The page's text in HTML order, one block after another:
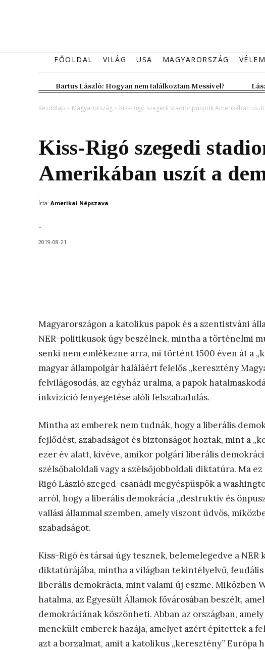
FŐOLDAL VILÁG USA MAGYARORSZÁG
Bartus László: Hogyan nem találkoztam Messivel?
Kezdőlap Magyarország Kiss-Rigó szegedi stadionpüspök Amerikában
Kiss-Rigó szegedi
Amerikában uszít a
Írta: Amerikai Népszava
-
2019-08-21
Magyarországon a katolikus papok és a szentistváni
NER-politikusok úgy beszélnek, mintha a történelmi
senki nem emlékezne arra, mi történt 1500 éven át a
magyar állampolgár haláláért felelős „keresztény
felvilágosodás, az egyház uralma, a papok
inkvizíció fenyegetése alóli felszabadulás.
Mintha az emberek nem tudnák, hogy a liberális
fejlődést, szabadságot és biztonságot hoztak, mint a
ezer év alatt, kivéve, amikor polgári liberális
szélsőbaloldali vagy a szélsőjobboldali diktatúra. Ma
Rigó László szeged-csanádi megyéspüspök a
arról, hogy a liberális demokrácia „destruktív és
vallási állammal szemben, amely viszont üdvös,
szabadságot.
Kiss-Rigó és társai úgy tesznek, belemelegedve a
diktatúrájába, mintha a világban tekintélyelvű,
liberális demokrácia, mint valami új eszme. Miközben
hatalma, az Egyesült Államok fővárosában beszélt,
demokráciának köszönheti. Abban az országban,
menekült emberek hazája, amelyet azért építettek a
azt a borzalmat, amit a katolikus „keresztény” Európa